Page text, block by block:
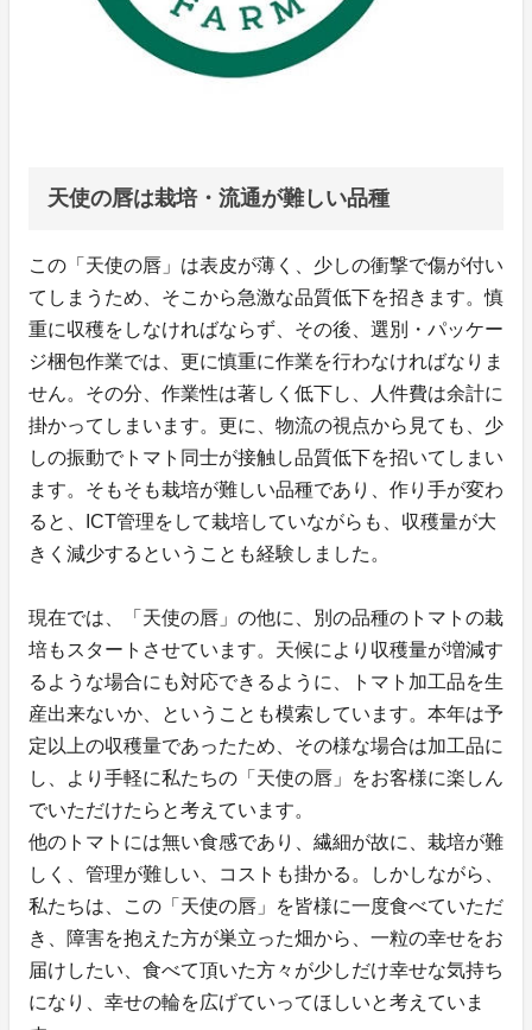
天使の唇は栽培・流通が難しい品種
この「天使の唇」は表皮が薄く、少しの衝撃で傷が付い
てしまうため、そこから急激な品質低下を招きます。慎
重に収穫をしなければならず、その後、選別・パッケー
ジ梱包作業では、更に慎重に作業を行わなければなりま
せん。その分、作業性は著しく低下し、人件費は余計に
掛かってしまいます。更に、物流の視点から見ても、少
しの振動でトマト同士が接触し品質低下を招いてしまい
ます。そもそも栽培が難しい品種であり、作り手が変わ
ると、ICT管理をして栽培していながらも、収穫量が大
きく減少するということも経験しました。
現在では、「天使の唇」の他に、別の品種のトマトの栽
培もスタートさせています。天候により収穫量が増減す
るような場合にも対応できるように、トマト加工品を生
産出来ないか、ということも模索しています。本年は予
定以上の収穫量であったため、その様な場合は加工品に
し、より手軽に私たちの「天使の唇」をお客様に楽しん
でいただけたらと考えています。
他のトマトには無い食感であり、繊細が故に、栽培が難
しく、管理が難しい、コストも掛かる。しかしながら、
私たちは、この「天使の唇」を皆様に一度食べていただ
き、障害を抱えた方が巣立った畑から、一粒の幸せをお
届けしたい、食べて頂いた方々が少しだけ幸せな気持ち
になり、幸せの輪を広げていってほしいと考えていま